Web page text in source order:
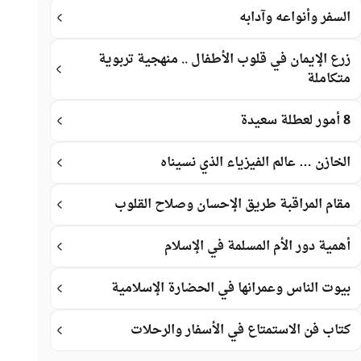
السفر وأنواعه وآدابه
زرع الإيمان في قلوب الأطفال .. منهجية تربوية
متكاملة
8 أمور لعطلة سعيدة
الخازن … عالم الفيزياء الذي نسيناه
مقام المراقبة طريق الإحسان وصلاح القلوب
أهمية دور الأم المسلمة في الإسلام
بيوت الناس وعمرانها في الحضارة الإسلامية
كتاب فن الاستمتاع في الأسفار والرحلات